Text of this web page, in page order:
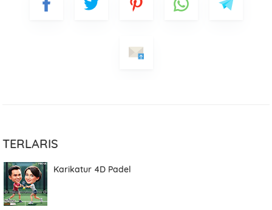
TERLARIS
Karikatur 4D Padel